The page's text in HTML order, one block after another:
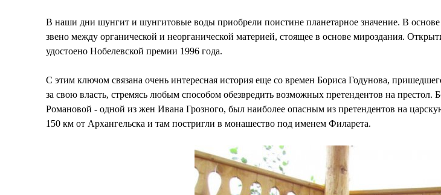
В наши дни шунгит и шунгитовые воды приобрели поистине планетарное значение. В
звено между органической и неорганической материей, стоящее в основе мироздания.
удостоено Нобелевской премии 1996 года.
С этим ключом связана очень интересная история еще со времен Бориса Годунова,
за свою власть, стремясь любым способом обезвредить возможных претендентов на
Романовой - одной из жен Ивана Грозного, был наиболее опасным из претендентов на
150 км от Архангельска и там постригли в монашество под именем Филарета.